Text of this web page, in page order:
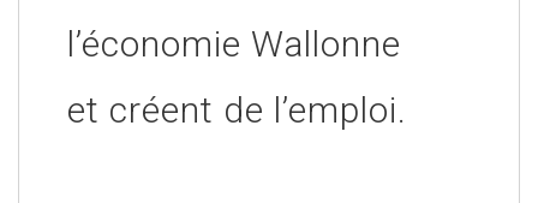
l’économie Wallonne
et créent de l’emploi.